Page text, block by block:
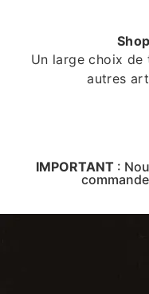
Un large choix
autres
IMPORTANT :